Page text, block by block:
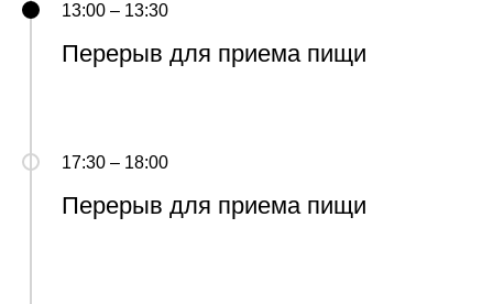
13:00 – 13:30
Перерыв для приема пищи
17:30 – 18:00
Перерыв для приема пищи